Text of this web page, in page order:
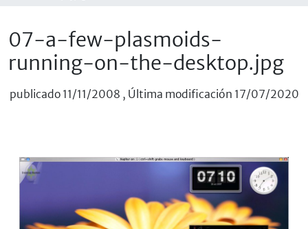
07-a-few-plasmoids-
running-on-the-desktop.jpg
publicado 11/11/2008 , Última modificación 17/07/2020